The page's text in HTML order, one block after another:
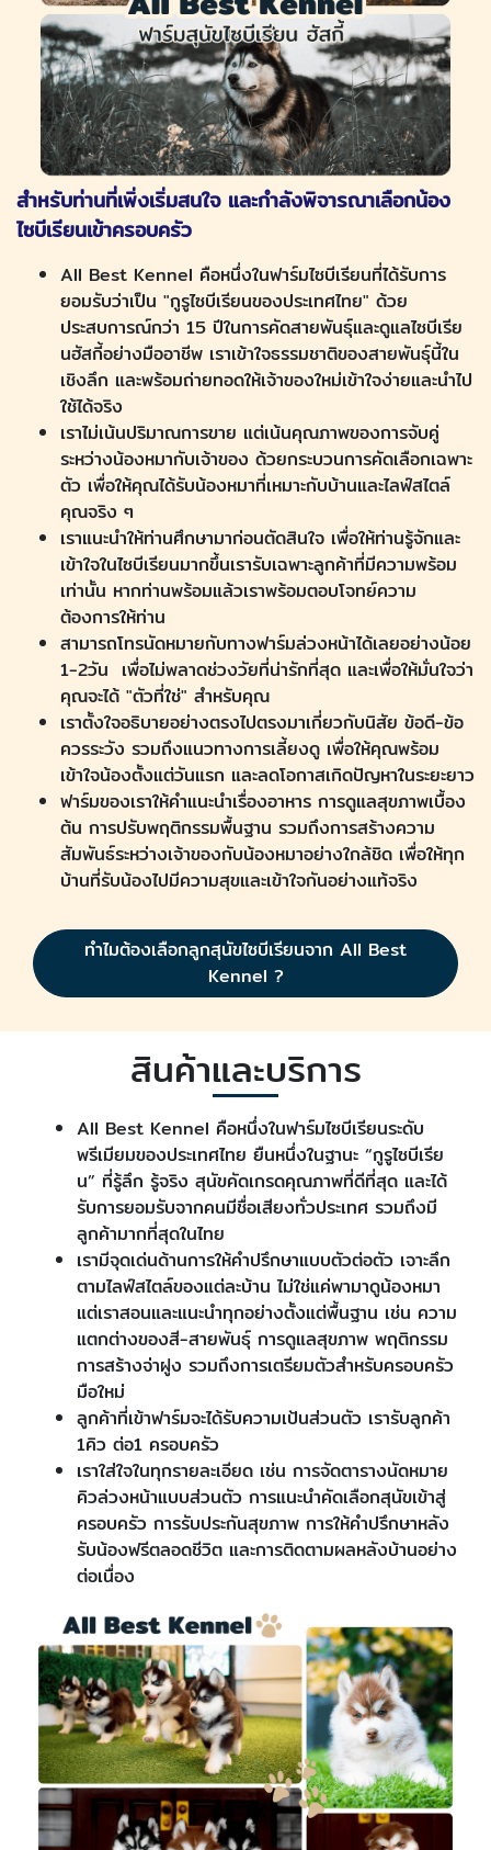
สำหรับท่านที่เพิ่งเริ่มสนใจ และกำลังพิจารณาเลือกน้อง
ไซบีเรียนเข้าครอบครัว
All Best Kennel คือหนึ่งในฟาร์มไซบีเรียนที่ได้รับการ
ยอมรับว่าเป็น "กูรูไซบีเรียนของประเทศไทย" ด้วย
ประสบการณ์กว่า 15 ปีในการคัดสายพันธุ์และดูแลไซบีเรีย
นฮัสกี้อย่างมืออาชีพ เราเข้าใจธรรมชาติของสายพันธุ์นี้ใน
เชิงลึก และพร้อมถ่ายทอดให้เจ้าของใหม่เข้าใจง่ายและนำไป
ใช้ได้จริง
เราไม่เน้นปริมาณการขาย แต่เน้นคุณภาพของการจับคู่
ระหว่างน้องหมากับเจ้าของ ด้วยกระบวนการคัดเลือกเฉพาะ
ตัว เพื่อให้คุณได้รับน้องหมาที่เหมาะกับบ้านและไลฟ์สไตล์
คุณจริง ๆ
เราแนะนำให้ท่านศึกษามาก่อนตัดสินใจ เพื่อให้ท่านรู้จักและ
เข้าใจในไซบีเรียนมากขึ้นเรารับเฉพาะลูกค้าที่มีความพร้อม
เท่านั้น หากท่านพร้อมแล้วเราพร้อมตอบโจทย์ความ
ต้องการให้ท่าน
สามารถโทรนัดหมายกับทางฟาร์มล่วงหน้าได้เลยอย่างน้อย
1-2วัน เพื่อไม่พลาดช่วงวัยที่น่ารักที่สุด และเพื่อให้มั่นใจว่า
คุณจะได้ "ตัวที่ใช่" สำหรับคุณ
เราตั้งใจอธิบายอย่างตรงไปตรงมาเกี่ยวกับนิสัย ข้อดี-ข้อ
ควรระวัง รวมถึงแนวทางการเลี้ยงดู เพื่อให้คุณพร้อม
เข้าใจน้องตั้งแต่วันแรก และลดโอกาสเกิดปัญหาในระยะยาว
ฟาร์มของเราให้คำแนะนำเรื่องอาหาร การดูแลสุขภาพเบื้อง
ต้น การปรับพฤติกรรมพื้นฐาน รวมถึงการสร้างความ
สัมพันธ์ระหว่างเจ้าของกับน้องหมาอย่างใกล้ชิด เพื่อให้ทุก
บ้านที่รับน้องไปมีความสุขและเข้าใจกันอย่างแท้จริง
ทำไมต้องเลือกลูกสุนัขไซบีเรียนจาก All Best
Kennel ?
สินค้าและบริการ
All Best Kennel คือหนึ่งในฟาร์มไซบีเรียนระดับ
พรีเมียมของประเทศไทย ยืนหนึ่งในฐานะ “กูรูไซบีเรีย
น” ที่รู้ลึก รู้จริง สุนัขคัดเกรดคุณภาพที่ดีที่สุด และได้
รับการยอมรับจากคนมีชื่อเสียงทั่วประเทศ รวมถึงมี
ลูกค้ามากที่สุดในไทย
เรามีจุดเด่นด้านการให้คำปรึกษาแบบตัวต่อตัว เจาะลึก
ตามไลฟ์สไตล์ของแต่ละบ้าน ไม่ใช่แค่พามาดูน้องหมา
แต่เราสอนและแนะนำทุกอย่างตั้งแต่พื้นฐาน เช่น ความ
แตกต่างของสี-สายพันธุ์ การดูแลสุขภาพ พฤติกรรม
การสร้างจ่าฝูง รวมถึงการเตรียมตัวสำหรับครอบครัว
มือใหม่
ลูกค้าที่เข้าฟาร์มจะได้รับความเป้นส่วนตัว เรารับลูกค้า
1คิว ต่อ1 ครอบครัว
เราใส่ใจในทุกรายละเอียด เช่น การจัดตารางนัดหมาย
คิวล่วงหน้าแบบส่วนตัว การแนะนำคัดเลือกสุนัขเข้าสู่
ครอบครัว การรับประกันสุขภาพ การให้คำปรึกษาหลัง
รับน้องฟรีตลอดชีวิต และการติดตามผลหลังบ้านอย่าง
ต่อเนื่อง